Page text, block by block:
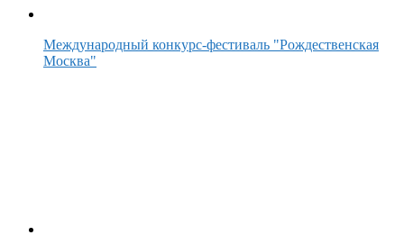
Международный конкурс-фестиваль "Рождественская
Москва"